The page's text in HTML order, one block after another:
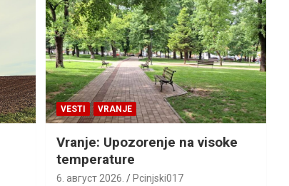
VESTI VRANJE
Vranje: Upozorenje na visoke
temperature
6. август 2026. Pcinjski017